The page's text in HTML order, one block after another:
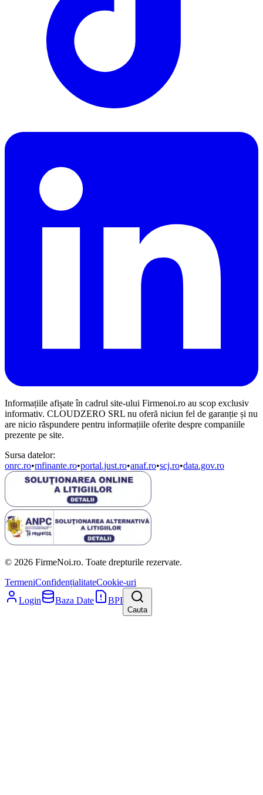
Informațiile afișate în cadrul site-ului Firmenoi.ro au scop exclusiv
informativ. CLOUDZERO SRL nu oferă niciun fel de garanție și nu
are nicio răspundere pentru informațiile oferite despre companiile
prezente pe site.
Sursa datelor:
onrc.ro•mfinante.ro•portal.just.ro•anaf.ro•scj.ro•data.gov.ro
© 2026 FirmeNoi.ro. Toate drepturile rezervate.
TermeniConfidențialitateCookie-uri
Login
Baza Date BPI
Cauta